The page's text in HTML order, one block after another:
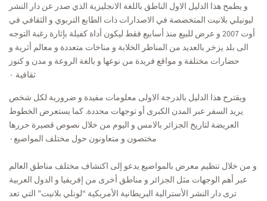
و يطمح هذا الدليل الاول الناطق باللغة الانجليزية الذي صدر عن دار النشر
ليونيلي بلانيت المتخصصة في الاصدارات ذات الطابع التربوي و الثقافي في
أوت 2007 و عرض للبيع منذ أسابيع فقط ليكون أداة كفيلة بإثارة رغبة التوجه
الى بلد يزخر بالعديد من المناظر الخلابة و مناخات متعددة و معالم أثرية و
حضارات مختلفة و مواقع فريدة من نوعها و بالغة الروعة و مدن و كنوز
ثقافية ٠
ويقترح هذا الدليل بالدرجة الاولى معلومات مفيدة و ضرورية لكل شخص
يريد السفر عبر المدن الكبرى أو توجهات محددة. كما يستعرض الخطوط
العريضة لتاريخ الجزائر بالامس و اليوم من خلال نصوص قصيرة حررها
مختصون و متعاونون حول مختلف المواضيع٠
و من خلال تنظيم معرض بالمواضيع يدعو إلى اكتشاف مختلف مناطق العالم
عبر أهم الوجهات مثل الجزائر و مناطق أخرى من إفريقيا و الدول العربية
ترى دار النشر الأسترالية البريطانية الأمريكية “لونلي بلانيت” التي تعد